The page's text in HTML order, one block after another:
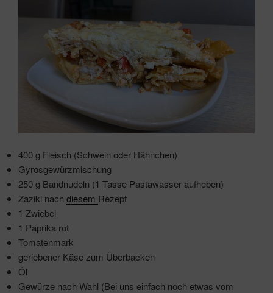
400 g Fleisch (Schwein oder Hähnchen)
Gyrosgewürzmischung
250 g Bandnudeln (1 Tasse Pastawasser aufheben)
Zaziki nach diesem Rezept
1 Zwiebel
1 Paprika rot
Tomatenmark
geriebener Käse zum Überbacken
Öl
Gewürze nach Wahl (Bei uns einfach noch etwas vom